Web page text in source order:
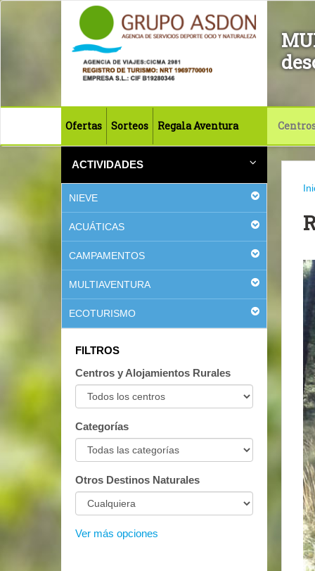
Ofertas Sorteos Regala Aventura
ACTIVIDADES
NIEVE
ACUÁTICAS
CAMPAMENTOS
MULTIAVENTURA
ECOTURISMO
FILTROS
Centros y Alojamientos Rurales
Categorías
Otros Destinos Naturales
Ver más opciones